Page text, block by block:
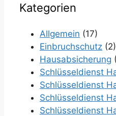
Kategorien
Allgemein (17)
Einbruchschutz (2)
Hausabsicherung
Schlüsseldienst
Schlüsseldienst
Schlüsseldienst
Schlüsseldienst